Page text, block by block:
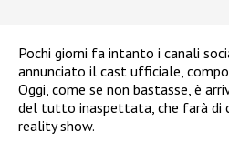
Pochi giorni fa intanto i canali
annunciato il cast ufficiale,
Oggi, come se non bastasse, è
del tutto inaspettata, che farà
reality show.